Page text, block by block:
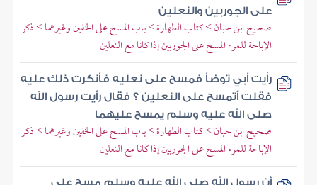
على الجوربين والنعلين
صحيح ابن حبان > كتاب الطهارة > باب المسح على الخفين وغيرهما > ذكر
الإباحة للمرء المسح على الجوربين إذا كانا مع النعلين
رأيت أبي توضأ فمسح على نعليه فأنكرت ذلك عليه
فقلت أتمسح على النعلين ؟ فقال رأيت رسول الله
صلى الله عليه وسلم يمسح عليهما
صحيح ابن حبان > كتاب الطهارة > باب المسح على الخفين وغيرهما > ذكر
الإباحة للمرء المسح على الجوربين إذا كانا مع النعلين
أن رسول الله صلى الله عليه وسلم مسح على